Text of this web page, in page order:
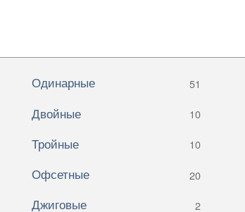
Одинарные 51
Двойные 10
Тройные 10
Офсетные 20
Джиговые 2